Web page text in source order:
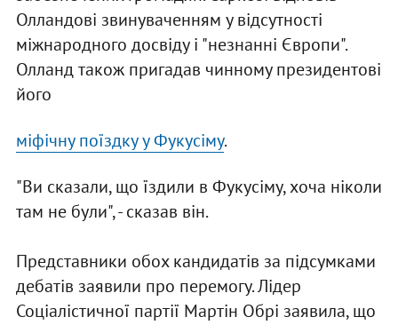
Олландові звинуваченням у відсутності
міжнародного досвіду і "незнанні Європи".
Олланд також пригадав чинному президентові
його
міфічну поїздку у Фукусіму.
"Ви сказали, що їздили в Фукусіму, хоча ніколи
там не були", - сказав він.
Представники обох кандидатів за підсумками
дебатів заявили про перемогу. Лідер
Соціалістичної партії Мартін Обрі заявила, що